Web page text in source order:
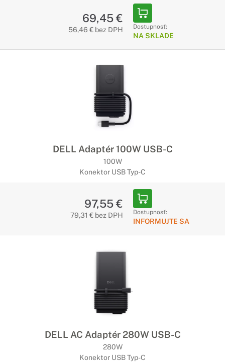
69,45 €
56,46 € bez DPH Dostupnosť:
NA SKLADE
DELL Adaptér 100W USB-C
100W
Konektor USB Typ-C
97,55 €
79,31 € bez DPH Dostupnosť:
INFORMUJTE SA
DELL AC Adaptér 280W USB-C
280W
Konektor USB Typ-C